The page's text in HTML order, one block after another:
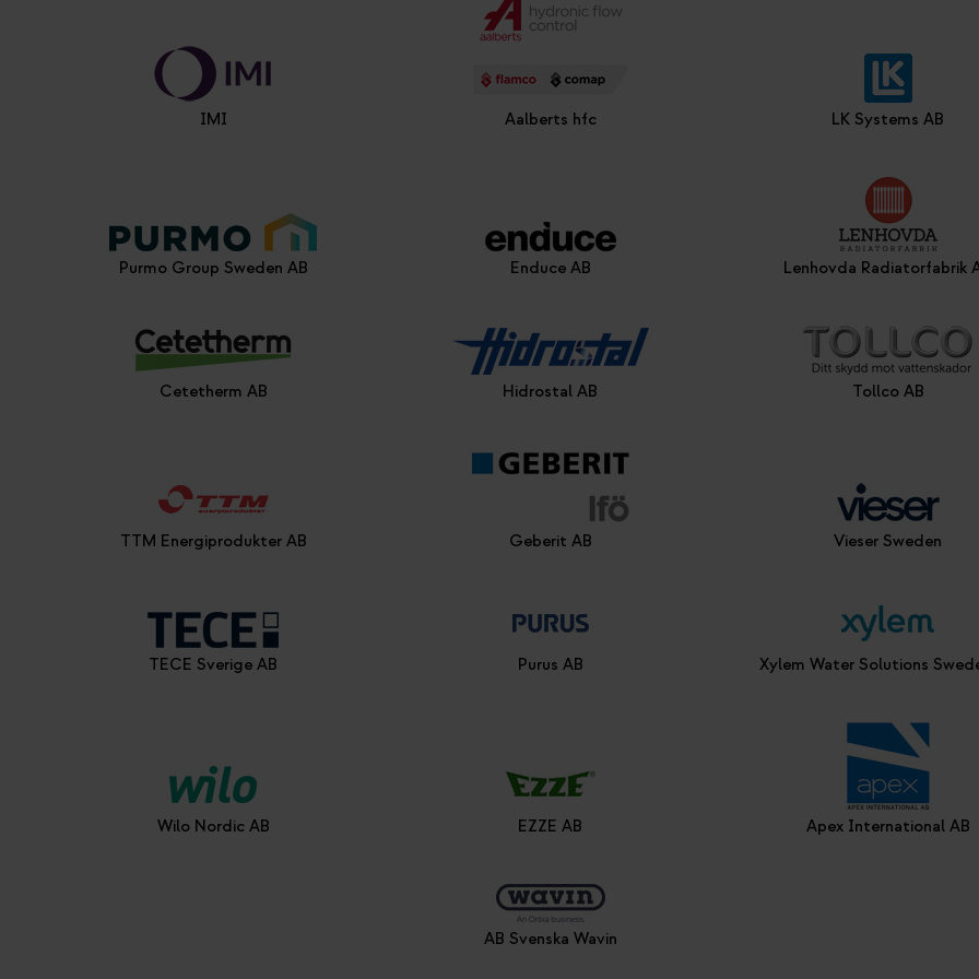
IMI Aalberts hfc LK Systems AB
Purmo Group Sweden AB Enduce AB Lenhovda Radiatorfabrik
Cetetherm AB Hidrostal AB Tollco AB
TTM Energiprodukter AB Geberit AB Vieser Sweden
TECE Sverige AB Purus AB Xylem Water Solutions
Wilo Nordic AB EZZE AB Apex International AB
AB Svenska Wavin